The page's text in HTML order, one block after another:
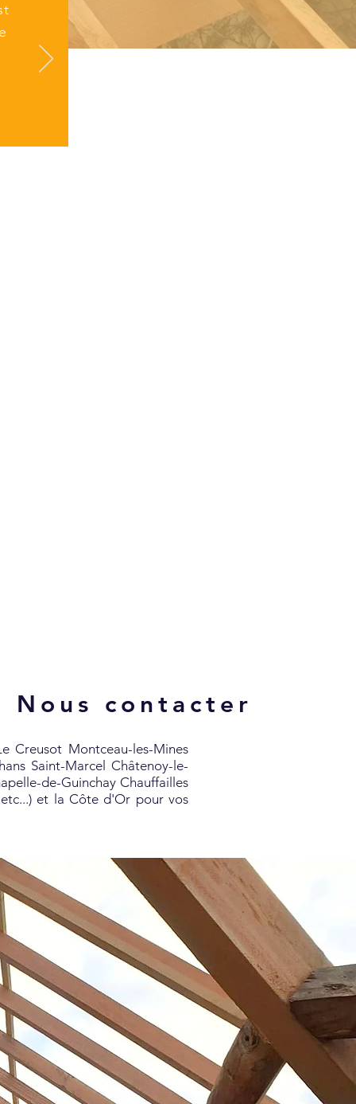
Nous contacter
Creusot Montceau-les-Mines
Saint-Marcel Châtenoy-le-
de-Guinchay Chauffailles
et la Côte d'Or pour vos